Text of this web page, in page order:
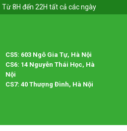
Từ 8H đến 22H tất cả các ngày
CS5: 603 Ngô Gia Tự, Hà Nội
CS6: 14 Nguyễn Thái Học, Hà
Nội
CS7: 40 Thượng Đình, Hà Nội